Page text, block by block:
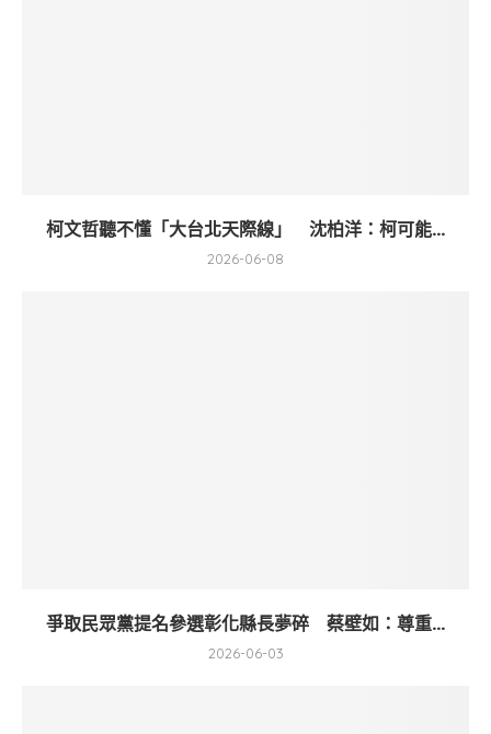
柯文哲聽不懂「大台北天際線」 沈柏洋：柯可能...
2026-06-08
爭取民眾黨提名參選彰化縣長夢碎 蔡壁如：尊重...
2026-06-03